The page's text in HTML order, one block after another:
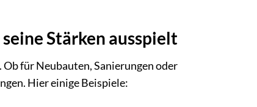
Stärken ausspielt
für Neubauten, Sanierungen oder
Hier einige Beispiele: